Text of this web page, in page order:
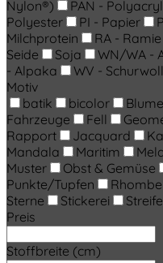
Nylon®)
PAN - Polyacryl
Polyester
PI - Papier
Milchprotein
RA - Ramie
Seide
Soja WN/WA -
- Alpaka
WV -
Motiv
batik
bicolor
Fahrzeuge
Fell
Rapport
Jacquard
Mandala
Maritim
Muster
Obst & Gemüse
Punkte/Tupfen
Rhombe
Sterne
Stickerei
Preis
Stoffbreite (cm)